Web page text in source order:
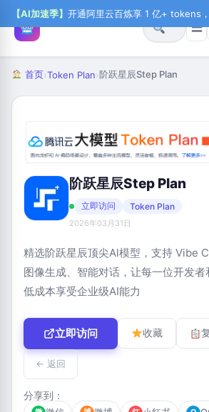
【AI加速季】 开通阿里云百炼享 1 亿+ tokens，Qwen3.7 限时 5 折起，秒悟新注送 1 万积分，加入
☰
首页›Token Plan›阶跃星辰Step Plan
阶跃星辰Step Plan
立即访问 Token Plan
2026年03月31日
精选阶跃星辰顶尖Al模型，支持 Vibe
图像生成、智能对话，让每一位开发者
低成本享受企业级AI能力
立即访问 收藏
← 返回
分享到：